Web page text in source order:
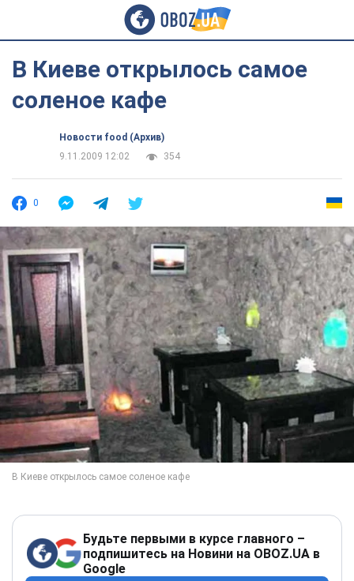
В Киеве открылось самое
соленое кафе
Новости food (Архив)
9.11.2009 12:02
354
0
Будьте первыми в курсе главного –
подпишитесь на Новини на OBOZ.UA в
Google